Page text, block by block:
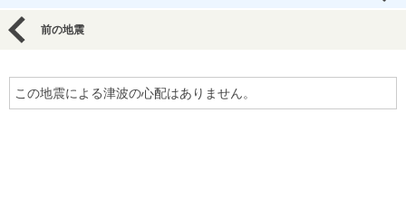
前の地震
この地震による津波の心配はありません。